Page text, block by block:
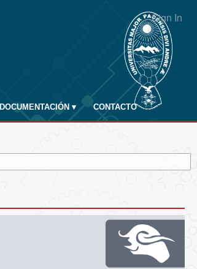
Sign In
DOCUMENTACIÓN ▾ CONTACTO